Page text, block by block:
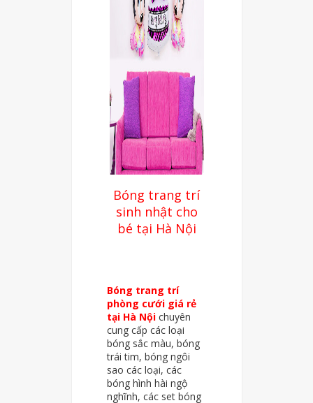
Bóng trang trí
sinh nhật cho
bé tại Hà Nội
Bóng trang trí
phòng cưới giá rẻ
tại Hà Nộichuyên
cung cấp các loại
bóng sắc màu, bóng
trái tim, bóng ngôi
sao các loại, các
bóng hình hài ngộ
nghĩnh, các set bóng